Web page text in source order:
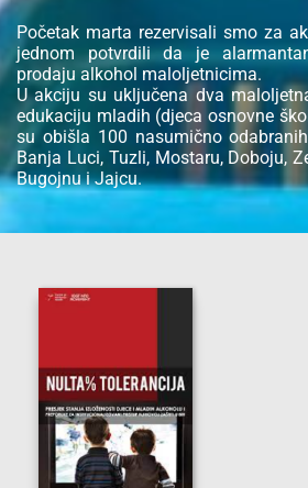
Početak marta rezervisali smo za
jednom potvrdili da je
prodaju alkohol maloljetnicima.
U akciju su uključena dva
edukaciju mladih (djeca osnovne
su obišla 100 nasumično
Banja Luci, Tuzli, Mostaru, Doboju,
Bugojnu i Jajcu.